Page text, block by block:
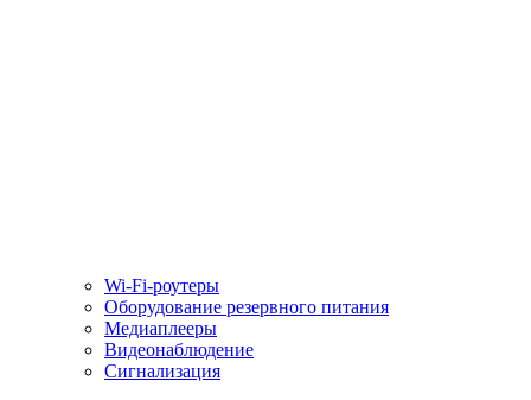
Wi-Fi-роутеры
Оборудование резервного питания
Медиаплееры
Видеонаблюдение
Сигнализация